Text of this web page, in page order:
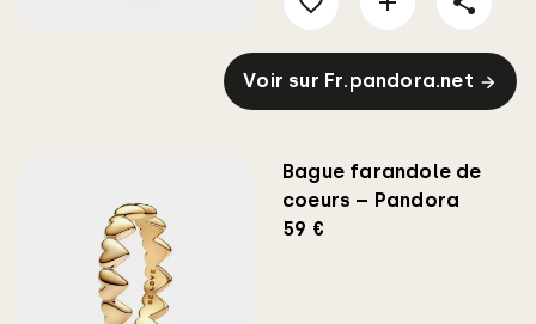
Voir sur Fr.pandora.net
Bague farandole de
coeurs – Pandora
59 €